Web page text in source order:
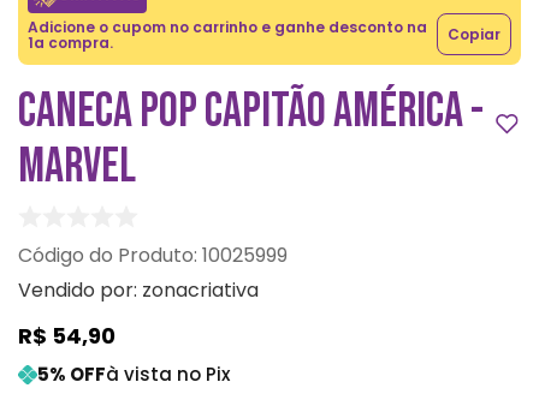
Adicione o cupom no carrinho e ganhe desconto na
1a compra. Copiar
CANECA POP CAPITÃO AMÉRICA -
MARVEL
: 10025999
Vendido por: zonacriativa
R$ 54,90
5% OFFà vista no Pix